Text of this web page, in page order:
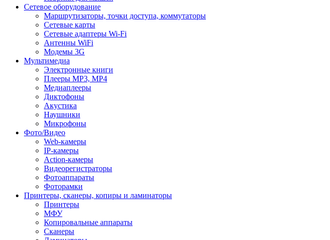
Сетевое оборудование
Маршрутизаторы, точки доступа, коммутаторы
Сетевые карты
Сетевые адаптеры Wi-Fi
Антенны WiFi
Модемы 3G
Мультимедиа
Электронные книги
Плееры MP3, MP4
Медиаплееры
Диктофоны
Акустика
Наушники
Микрофоны
Фото/Видео
Web-камеры
IP-камеры
Action-камеры
Видеорегистраторы
Фотоаппараты
Фоторамки
Принтеры, сканеры, копиры и ламинаторы
Принтеры
МФУ
Копировальные аппараты
Сканеры